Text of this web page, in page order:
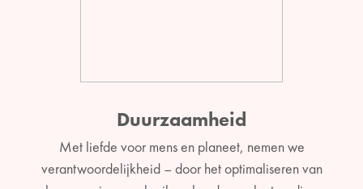
Duurzaamheid
Met liefde voor mens en planeet, nemen we
verantwoordelijkheid – door het optimaliseren van